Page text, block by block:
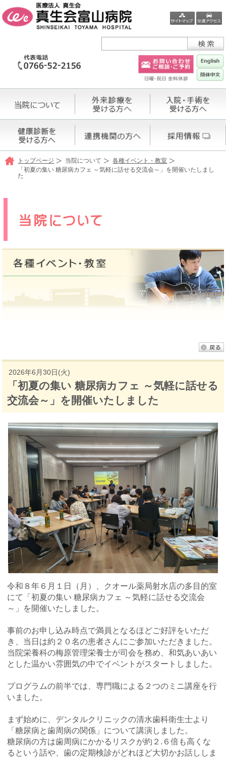
トップページ 当院について
各種イベント・教室
「初夏の集い 糖尿病カフェ ～気軽に話せる交流会～」を開催いたしまし
た
2026年6月30日(火)
「初夏の集い 糖尿病カフェ ～気軽に話せる
交流会～」を開催いたしました
令和８年６月１日（月）、クオール薬局射水店の多目的室
にて「初夏の集い 糖尿病カフェ ～気軽に話せる交流会
～」を開催いたしました。
事前のお申し込み時点で満員となるほどご好評をいただ
き、当日は約２０名の患者さんにご参加いただきました。
当院栄養科の梅原管理栄養士が司会を務め、和気あいあい
とした温かい雰囲気の中でイベントがスタートしました。
プログラムの前半では、専門職による２つのミニ講座を行
いました。
まず始めに、デンタルクリニックの清水歯科衛生士より
「糖尿病と歯周病の関係」について講演しました。
糖尿病の方は歯周病にかかるリスクが約２.６倍も高くな
るという話や、歯の定期検診がどれほど大切かお話ししま